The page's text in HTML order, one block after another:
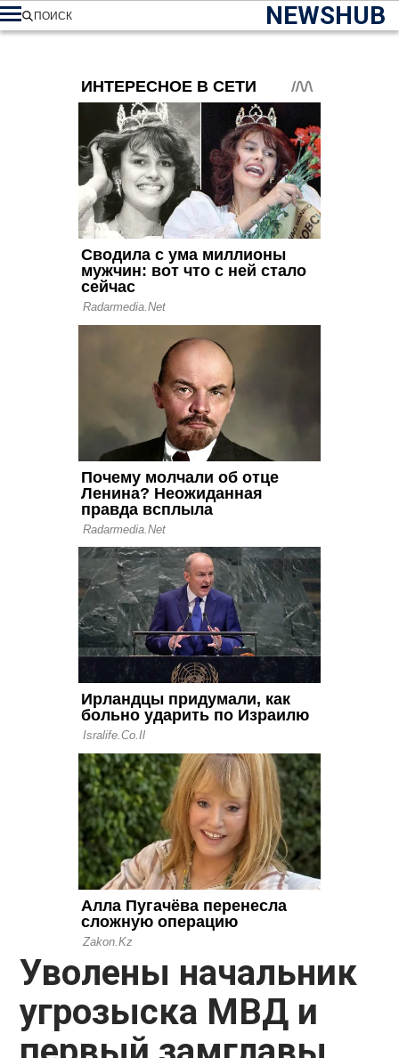
NEWSHUB
ПОИСК
Уволены начальник
угрозыска МВД и